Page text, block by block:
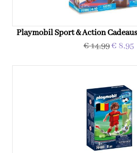
Playmobil Sport & Action
€ 14,99€ 8,95